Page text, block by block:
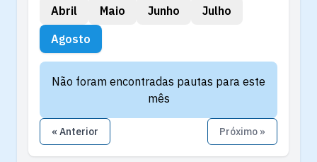
Abril
Maio Junho
Julho
Agosto
Não foram encontradas pautas para este
mês
« Anterior Próximo »